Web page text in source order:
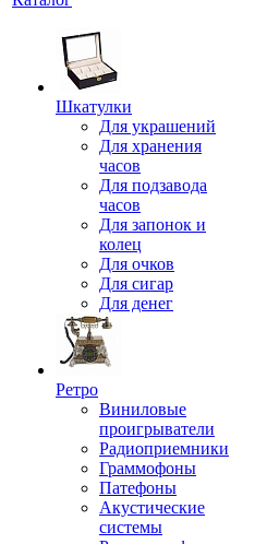
Шкатулки
Для украшений
Для хранения
часов
Для подзавода
часов
Для запонок и
колец
Для очков
Для сигар
Для денег
Ретро
Виниловые
проигрыватели
Радиоприемники
Граммофоны
Патефоны
Акустические
системы